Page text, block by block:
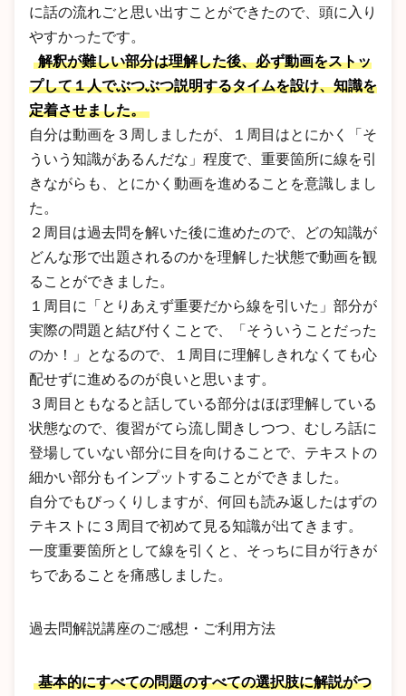
に話の流れごと思い出すことができたので、頭に入り
やすかったです。
解釈が難しい部分は理解した後、必ず動画をストッ
プして１人でぶつぶつ説明するタイムを設け、知識を
定着させました。
自分は動画を３周しましたが、１周目はとにかく「そ
ういう知識があるんだな」程度で、重要箇所に線を引
きながらも、とにかく動画を進めることを意識しまし
た。
２周目は過去問を解いた後に進めたので、どの知識が
どんな形で出題されるのかを理解した状態で動画を観
ることができました。
１周目に「とりあえず重要だから線を引いた」部分が
実際の問題と結び付くことで、「そういうことだった
のか！」となるので、１周目に理解しきれなくても心
配せずに進めるのが良いと思います。
３周目ともなると話している部分はほぼ理解している
状態なので、復習がてら流し聞きしつつ、むしろ話に
登場していない部分に目を向けることで、テキストの
細かい部分もインプットすることができました。
自分でもびっくりしますが、何回も読み返したはずの
テキストに３周目で初めて見る知識が出てきます。
一度重要箇所として線を引くと、そっちに目が行きが
ちであることを痛感しました。
過去問解説講座のご感想・ご利用方法
基本的にすべての問題のすべての選択肢に解説がつ